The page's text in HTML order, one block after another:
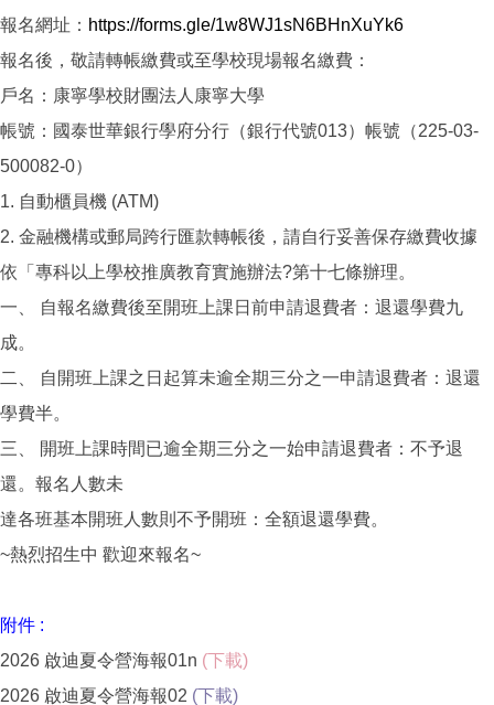
報名網址： https://forms.gle/1w8WJ1sN6BHnXuYk6
報名後，敬請轉帳繳費或至學校現場報名繳費：
戶名：康寧學校財團法人康寧大學
帳號：國泰世華銀行學府分行（銀行代號013）帳號（225-03-
500082-0）
1. 自動櫃員機 (ATM)
2. 金融機構或郵局跨行匯款轉帳後，請自行妥善保存繳費收據
依「專科以上學校推廣教育實施辦法?第十七條辦理。
一、 自報名繳費後至開班上課日前申請退費者：退還學費九
成。
二、 自開班上課之日起算未逾全期三分之一申請退費者：退還
學費半。
三、 開班上課時間已逾全期三分之一始申請退費者：不予退
還。報名人數未
達各班基本開班人數則不予開班：全額退還學費。
~熱烈招生中 歡迎來報名~
附件 :
2026 啟迪夏令營海報01n (下載)
2026 啟迪夏令營海報02 (下載)